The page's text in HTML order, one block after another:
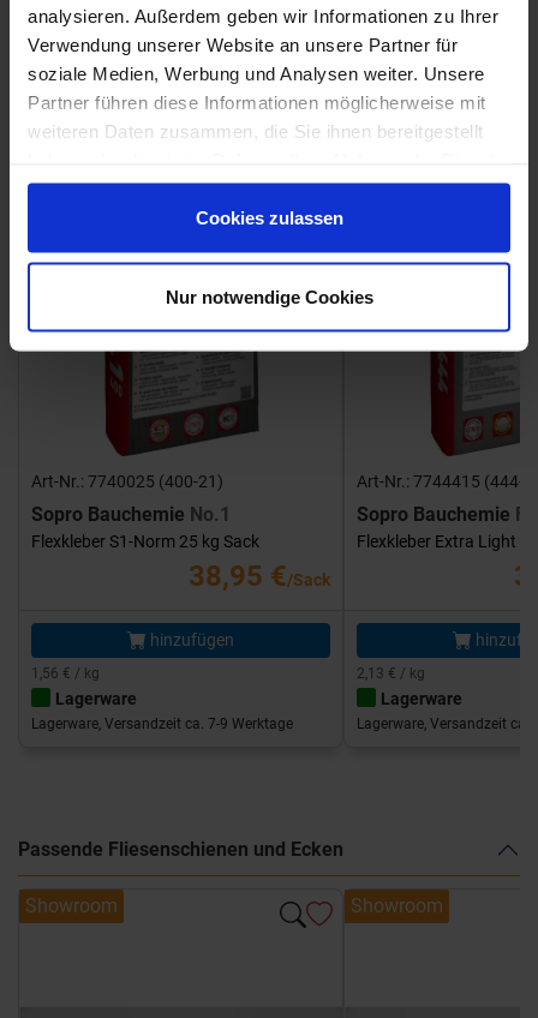
analysieren. Außerdem geben wir Informationen zu Ihrer
Verwendung unserer Website an unsere Partner für
soziale Medien, Werbung und Analysen weiter. Unsere
Partner führen diese Informationen möglicherweise mit
weiteren Daten zusammen, die Sie ihnen bereitgestellt
gesammelt haben.
Cookies zulassen
Nur notwendige Cookies
Fliesenkleber
Showroom
Art-Nr.: 7740025 (400-21)
Sopro Bauchemie No.1
Flexkleber S1-Norm 25 kg Sack
38,95 €/Sack
hinzufügen
1,56 € / kg
Lagerware
Lagerware, Versandzeit ca. 7-9 Werktage
Showroom
Art-Nr.: 7744415 (444-
Sopro Bauchemie
Flexkleber Extra Light
2,13 € / kg
Lagerware
Lagerware, Versandzeit ca.
Passende Fliesenschienen und Ecken
Showroom Showroom